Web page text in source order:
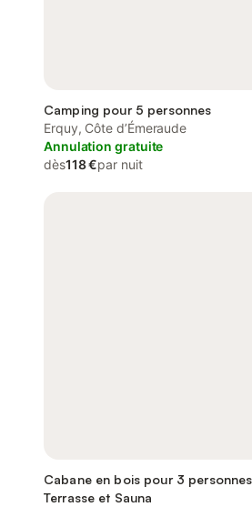
Camping pour 5 personnes
Erquy, Côte d’Émeraude
Annulation gratuite
dès118 €par nuit
Cabane en bois pour 3
Terrasse et Sauna